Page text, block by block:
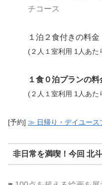
チコース
１泊２食付きの料
(２人１室利用 1人あた
１食０泊プランの
(２人１室利用 1人あた
[予約] ≫ 日帰り・デイユース
非日常を満喫！今回 北